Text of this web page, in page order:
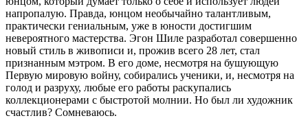
напропалую. Правда, юнцом необычайно талантливым,
практически гениальным, уже в юности достигшим
невероятного мастерства. Эгон Шиле разработал совершенно
новый стиль в живописи и, прожив всего 28 лет, стал
признанным мэтром. В его доме, несмотря на бушующую
Первую мировую войну, собирались ученики, и, несмотря на
голод и разруху, любые его работы раскупались
коллекционерами с быстротой молнии. Но был ли художник
счастлив? Сомневаюсь.